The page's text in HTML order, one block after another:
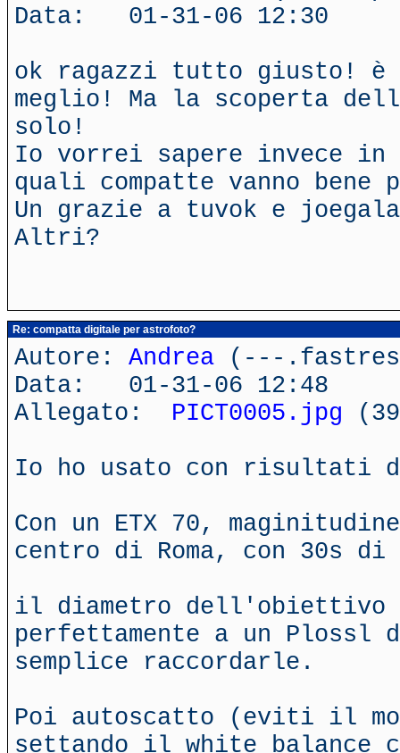
Data: 01-31-06 12:30
ok ragazzi tutto giusto!
meglio! Ma la scoperta
solo!
Io vorrei sapere invece in
quali compatte vanno
Un grazie a tuvok e
Altri?
Re: compatta digitale per astrofoto?
Autore: Andrea (---
Data: 01-31-06 12:48
Allegato: PICT0005.jpg
Io ho usato con risultati
Con un ETX 70,
centro di Roma, con 30s di
il diametro dell'obiettivo
perfettamente a un Plossl
semplice raccordarle.
Poi autoscatto (eviti il
settando il white balance